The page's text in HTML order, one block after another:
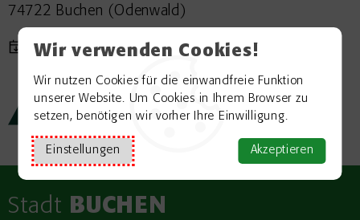
Wir verwenden Cookies!
Wir nutzen Cookies für die einwandfreie Funktion
unserer Website. Um Cookies in Ihrem Browser zu
setzen, benötigen wir vorher Ihre Einwilligung.
Einstellungen Akzeptieren
74722 Buchen (Odenwald)
Veranstaltung exportieren
Zurück zur Übersicht
Stadt BUCHEN